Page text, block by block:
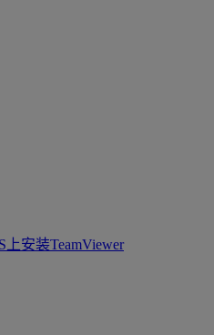
上安装TeamViewer